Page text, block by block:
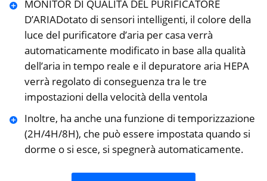
MONITOR DI QUALITÀ DEL PURIFICATORE
D’ARIADotato di sensori intelligenti, il colore della
luce del purificatore d’aria per casa verrà
automaticamente modificato in base alla qualità
dell’aria in tempo reale e il depuratore aria HEPA
verrà regolato di conseguenza tra le tre
impostazioni della velocità della ventola
Inoltre, ha anche una funzione di temporizzazione
(2H/4H/8H), che può essere impostata quando si
dorme o si esce, si spegnerà automaticamente.